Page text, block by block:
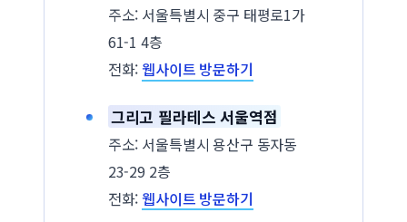
주소: 서울특별시 중구 태평로1가
61-1 4층
전화:웹사이트 방문하기
그리고 필라테스 서울역점
주소: 서울특별시 용산구 동자동
23-29 2층
전화:웹사이트 방문하기